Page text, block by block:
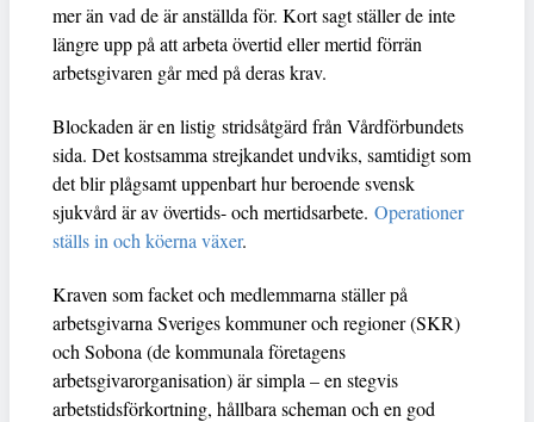
mer än vad de är anställda för. Kort sagt ställer de inte
längre upp på att arbeta övertid eller mertid förrän
arbetsgivaren går med på deras krav.
Blockaden är en listig stridsåtgärd från Vårdförbundets
sida. Det kostsamma strejkandet undviks, samtidigt som
det blir plågsamt uppenbart hur beroende svensk
sjukvård är av övertids- och mertidsarbete. Operationer
ställs in och köerna växer.
Kraven som facket och medlemmarna ställer på
arbetsgivarna Sveriges kommuner och regioner (SKR)
och Sobona (de kommunala företagens
arbetsgivarorganisation) är simpla – en stegvis
arbetstidsförkortning, hållbara scheman och en god